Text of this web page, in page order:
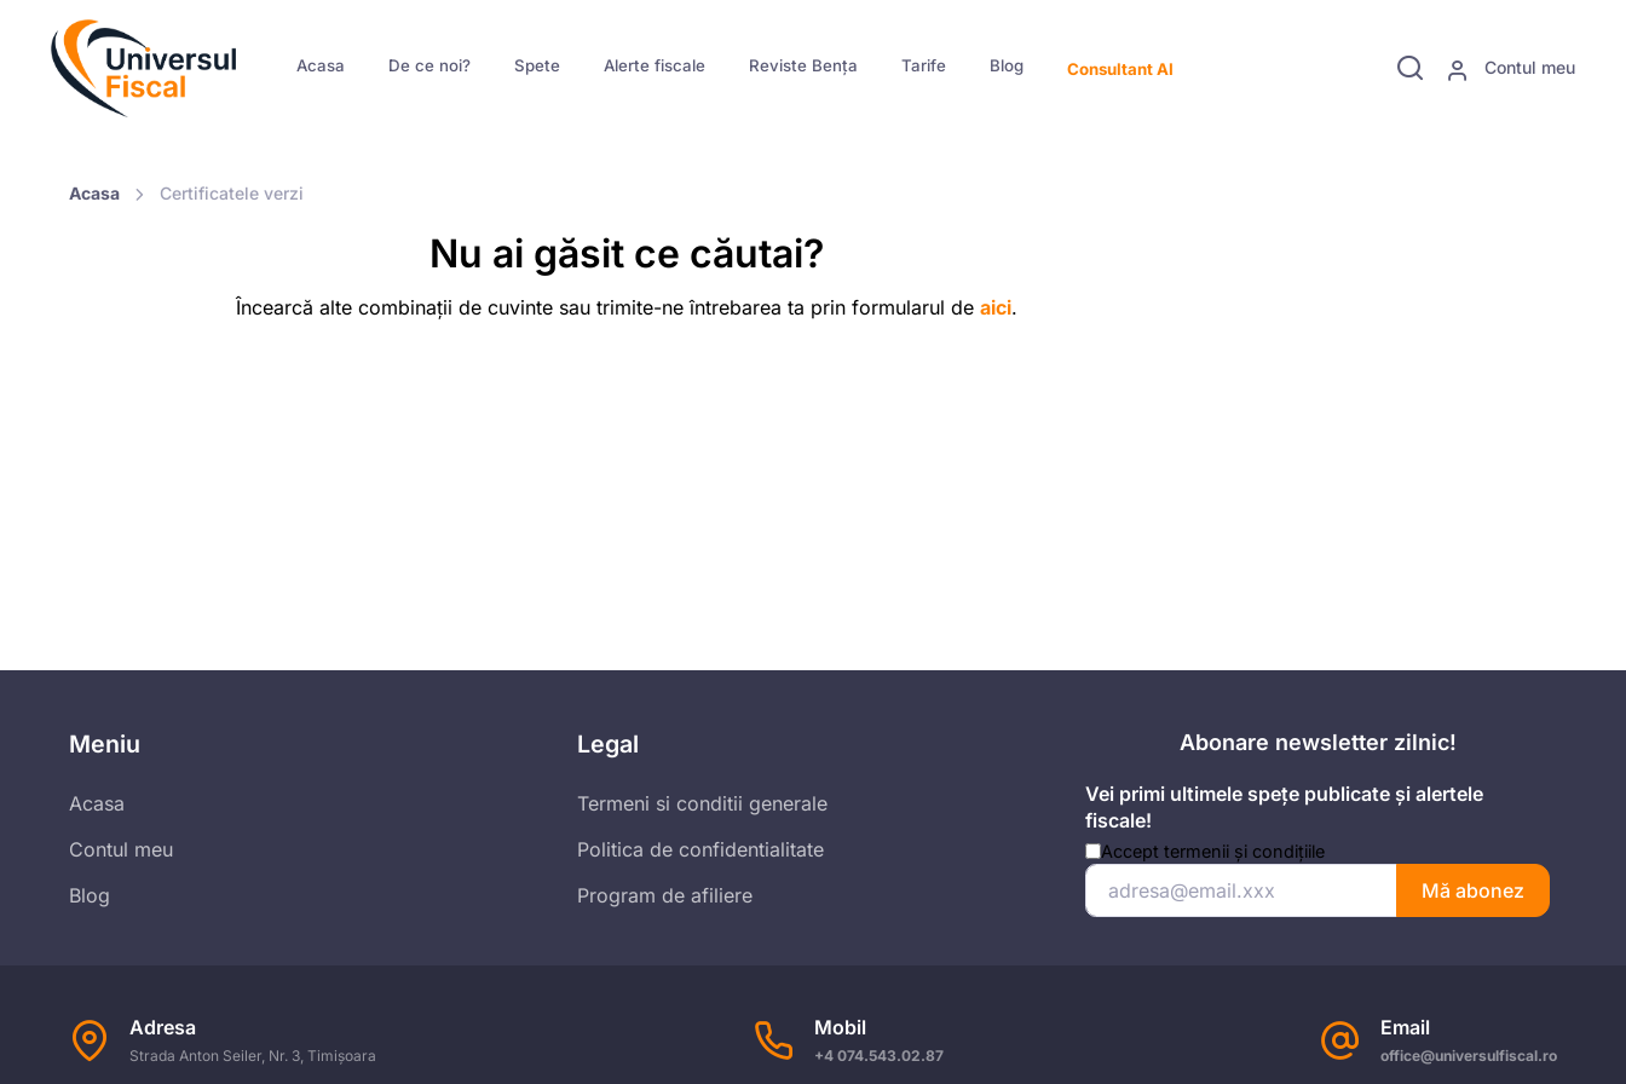
Contul meu
Acasa De ce noi? Spete Alerte fiscale Reviste Bența Tarife Blog Consultant AI
Acasa Certificatele verzi
Nu ai găsit ce căutai?
Încearcă alte combinații de cuvinte sau trimite-ne întrebarea ta prin formularul de aici.
Meniu
Acasa
Contul meu
Blog
Legal
Termeni si conditii generale
Politica de confidentialitate
Program de afiliere
Abonare newsletter zilnic!
Vei primi ultimele spețe publicate și alertele
fiscale!
Accept termenii și condițiile
Mă abonez
Adresa
Strada Anton Seiler, Nr. 3, Timișoara
Mobil
+4 074.543.02.87
Email
office@universulfiscal.ro